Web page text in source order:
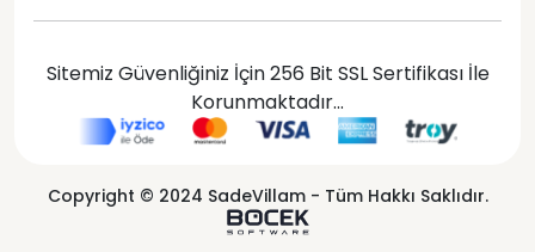
Sitemiz Güvenliğiniz İçin 256 Bit SSL Sertifikası İle
Korunmaktadır...
Copyright © 2024 SadeVillam - Tüm Hakkı Saklıdır.